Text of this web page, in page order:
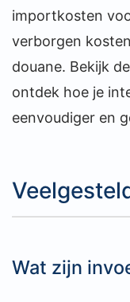
importkosten
verborgen
douane. Bekijk de
ontdek hoe je
eenvoudiger en
Wat zijn